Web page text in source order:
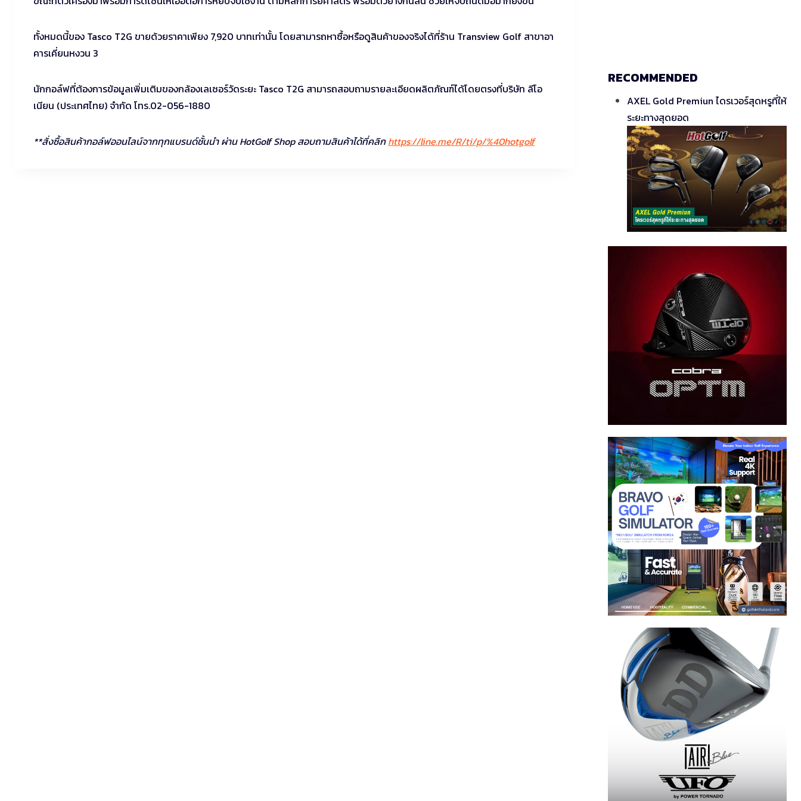
ทั้งหมดนี้ของ Tasco T2G ขายด้วยราคาเพียง 7,920 บาทเท่านั้น โดยสามารถหาซื้อหรือดูสินค้าของจริงได้ที่ร้าน Transview Golf สาขาอา
คารเคี่ยนหงวน 3
นักกอล์ฟที่ต้องการข้อมูลเพิ่มเติมของกล้องเลเซอร์วัดระยะ Tasco T2G สามารถสอบถามรายละเอียดผลิตภัณฑ์ได้โดยตรงที่บริษัท ลีโอ
เนียน (ประเทศไทย) จำกัด โทร.02-056-1880
**สั่งซื้อสินค้ากอล์ฟออนไลน์จากทุกแบรนด์ชั้นนำ ผ่าน HotGolf Shop สอบถามสินค้าได้ที่คลิกhttps://line.me/R/ti/p/%40hotgolf
RECOMMENDED
AXEL Gold Premiun ไดรเวอร์สุดหรูที่ให้
ระยะทางสุดยอด